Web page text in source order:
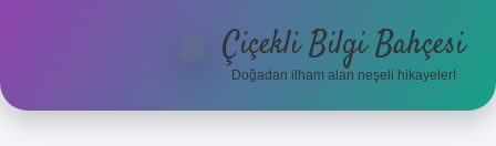
Anasayfa
menüyüÇiçekli Bilgi Bahçesi
Doğadan ilham alan neşeli hikayeler!